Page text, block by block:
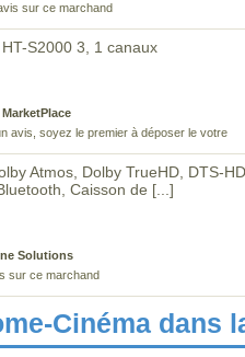
sur ce marchand
S2000 3, 1 canaux
avis, soyez le premier à déposer le votre
Atmos, Dolby TrueHD, DTS-
Caisson de [...]
Solutions
sur ce marchand
Cinéma dans